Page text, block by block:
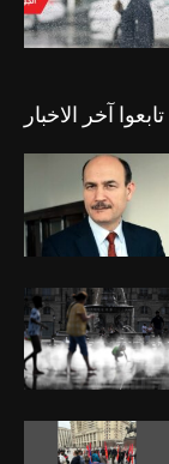
تابعوا آخر الاخبار